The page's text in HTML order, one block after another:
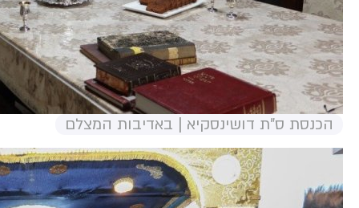
הכנסת ס"ת דושינסקיא | באדיבות המצלם